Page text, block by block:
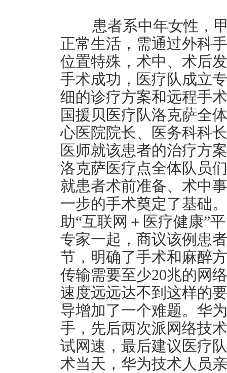
患者系中年女性，
正常生活，需通过外科
位置特殊，术中、术后
手术成功，医疗队成立
细的诊疗方案和远程手
国援贝医疗队洛克萨全
心医院院长、医务科科
医师就该患者的治疗方
洛克萨医疗点全体队员
就患者术前准备、术中
一步的手术奠定了基础
助“互联网＋医疗健康”
专家一起，商议该例患
节，明确了手术和麻醉
传输需要至少20兆的网
速度远远达不到这样的
导增加了一个难题。华
手，先后两次派网络技
试网速，最后建议医疗
术当天，华为技术人员